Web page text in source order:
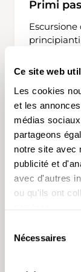
Ce site web
Les cookies
et les
médias
partageons
notre site avec
publicité et
avec d'autres
ou qu'ils ont
Nécessaires
Primi
una breve